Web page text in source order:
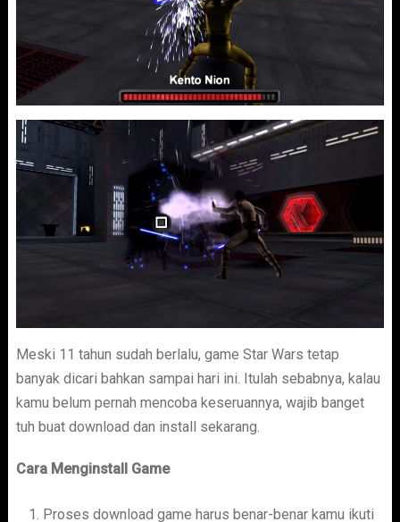
Meski 11 tahun sudah berlalu, game Star Wars tetap
banyak dicari bahkan sampai hari ini. Itulah sebabnya, kalau
kamu belum pernah mencoba keseruannya, wajib banget
tuh buat download dan install sekarang.
Cara Menginstall Game
Proses download game harus benar-benar kamu ikuti